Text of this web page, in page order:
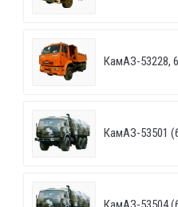
КамАЗ-53228,
КамАЗ-53501